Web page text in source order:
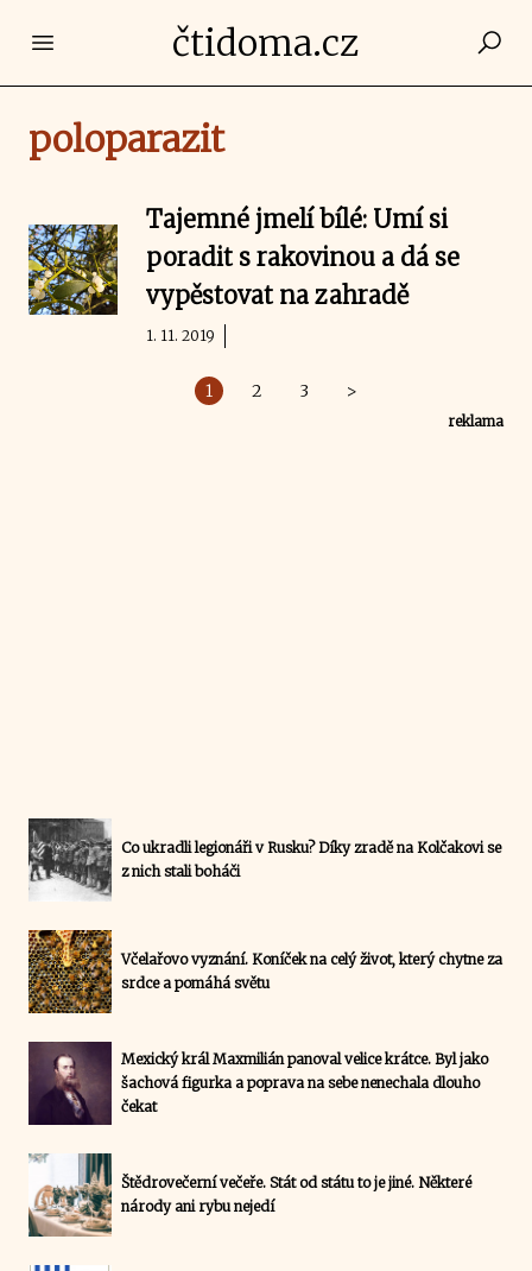
Open main menučtidoma.cz
poloparazit
Tajemné jmelí bílé: Umí si
poradit s rakovinou a dá se
vypěstovat na zahradě
1. 11. 2019
1 2 3 >
reklama
Co ukradli legionáři v Rusku? Díky zradě na Kolčakovi se
z nich stali boháči
Včelařovo vyznání. Koníček na celý život, který chytne za
srdce a pomáhá světu
Mexický král Maxmilián panoval velice krátce. Byl jako
šachová figurka a poprava na sebe nenechala dlouho
čekat
Štědrovečerní večeře. Stát od státu to je jiné. Některé
národy ani rybu nejedí